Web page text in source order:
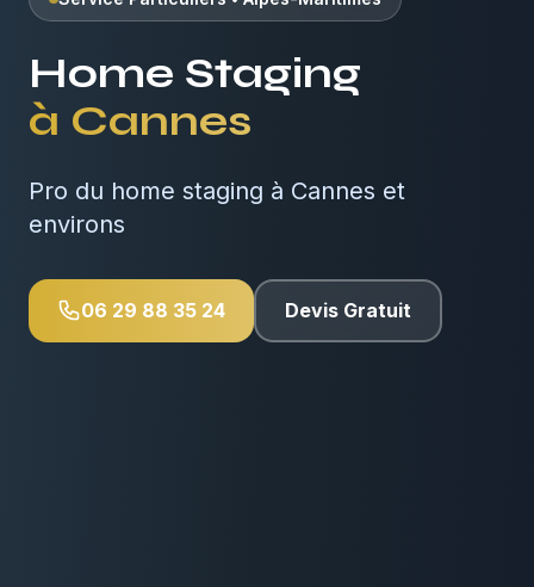
Home Staging
à Cannes
Pro du home staging à Cannes et
environs
06 29 88 35 24 Devis Gratuit